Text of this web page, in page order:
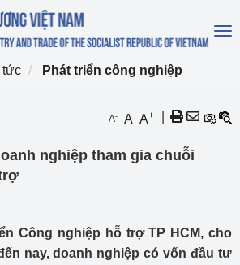
tức Phát triển công nghiệp
A- A A+
nghiệp tham gia chuỗi
Công nghiệp hỗ trợ TP HCM, cho
nay, doanh nghiệp có vốn đầu tư